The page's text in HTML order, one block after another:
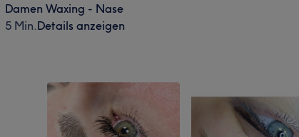
Damen Waxing - Nase
5 Min.Details anzeigen